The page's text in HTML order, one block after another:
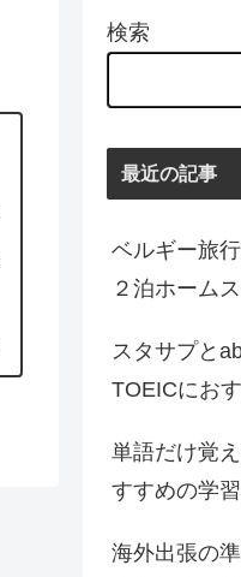
検索
最近の記事
ベルギー旅
２泊ホーム
スタサプと
TOEICにお
単語だけ覚
すすめの学
海外出張の